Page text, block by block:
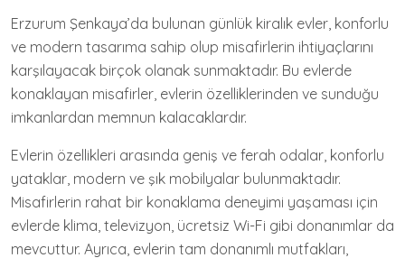
Erzurum Şenkaya’da bulunan günlük kiralık evler, konforlu
ve modern tasarıma sahip olup misafirlerin ihtiyaçlarını
karşılayacak birçok olanak sunmaktadır. Bu evlerde
konaklayan misafirler, evlerin özelliklerinden ve sunduğu
imkanlardan memnun kalacaklardır.
Evlerin özellikleri arasında geniş ve ferah odalar, konforlu
yataklar, modern ve şık mobilyalar bulunmaktadır.
Misafirlerin rahat bir konaklama deneyimi yaşaması için
evlerde klima, televizyon, ücretsiz Wi-Fi gibi donanımlar da
mevcuttur. Ayrıca, evlerin tam donanımlı mutfakları,